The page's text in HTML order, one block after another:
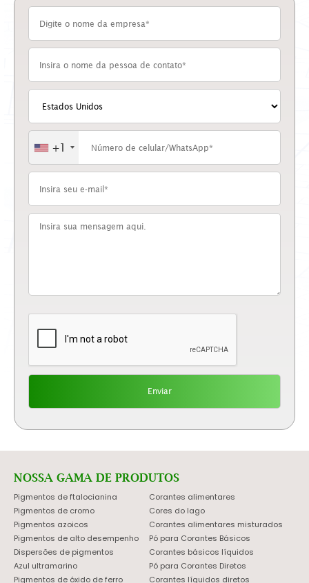
+1
NOSSA GAMA DE PRODUTOS
Pigmentos de ftalocianina
Pigmentos de cromo
Pigmentos azoicos
Pigmentos de alto desempenho
Dispersões de pigmentos
Azul ultramarino
Pigmentos de óxido de ferro
Corantes alimentares
Cores do lago
Corantes alimentares misturados
Pó para Corantes Básicos
Corantes básicos líquidos
Pó para Corantes Diretos
Corantes líquidos diretos